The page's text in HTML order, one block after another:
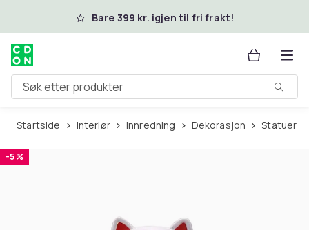
Hopp til hovedinnholdBare 399 kr. igjen til fri frakt!
Søk etter produkter
Startside Interiør Innredning Dekorasjon Statuer
-5 %